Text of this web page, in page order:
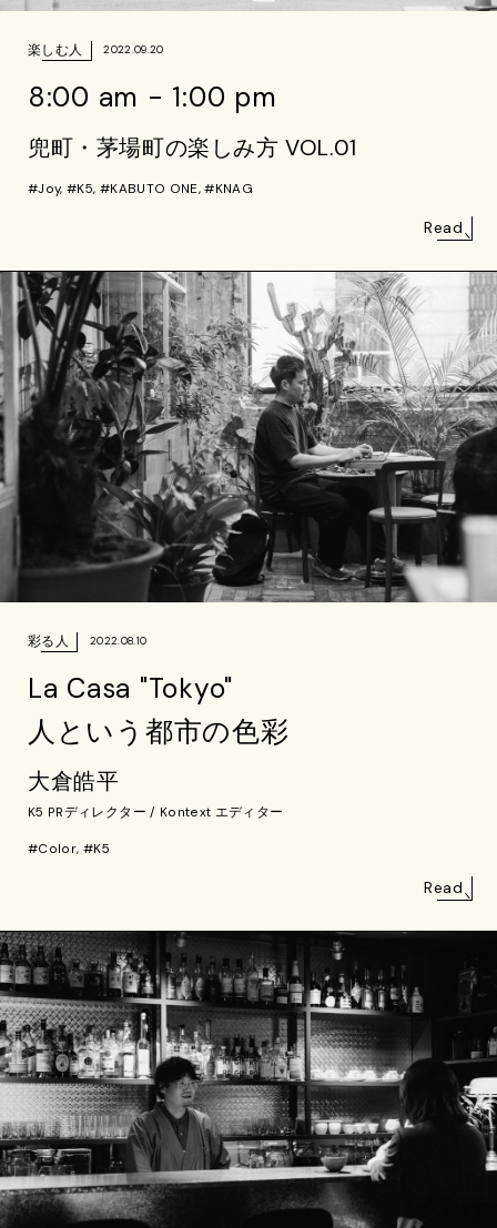
楽しむ人 2022.09.20
8:00 am - 1:00 pm
兜町・茅場町の楽しみ方 VOL.01
#Joy, #K5, #KABUTO ONE, #KNAG
Read
彩る人 2022.08.10
La Casa "Tokyo"
人という都市の色彩
大倉皓平
K5 PRディレクター / Kontext エディター
#Color, #K5
Read